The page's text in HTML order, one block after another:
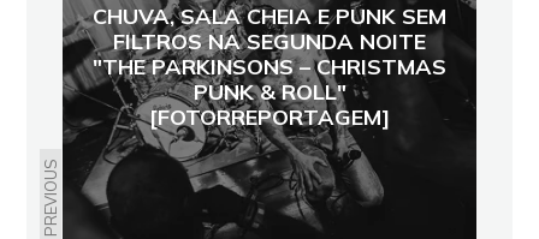
PREVIOUS
CHUVA, SALA CHEIA E PUNK SEM
FILTROS NA SEGUNDA NOITE
"THE PARKINSONS – CHRISTMAS
PUNK & ROLL"
[FOTORREPORTAGEM]